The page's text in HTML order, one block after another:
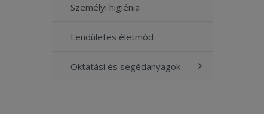
Személyi higiénia
Lendületes életmód
Oktatási és segédanyagok